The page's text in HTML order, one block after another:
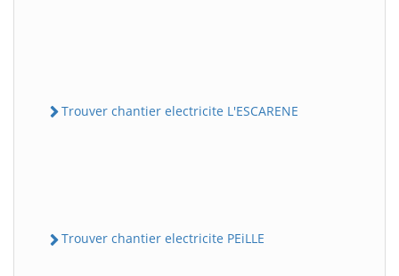
Trouver chantier electricite L'ESCARENE
Trouver chantier electricite PEiLLE